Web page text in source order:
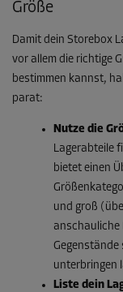
Größe
Damit dein Storebox
vor allem die richtige
bestimmen kannst,
parat:
Nutze die
Lagerabteile
bietet einen
und groß
anschauliche
Gegenstände
unterbringen
Liste dein